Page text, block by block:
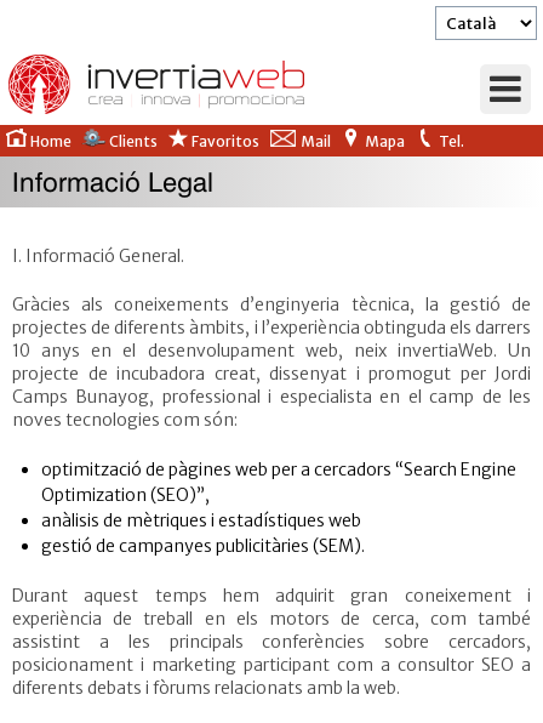
Home Clients Favoritos Mail Mapa Tel.
Empresa
Informació Legal
I. Informació General.
Gràcies als coneixements d’enginyeria tècnica, la gestió de
projectes de diferents àmbits, i l’experiència obtinguda els darrers
10 anys en el desenvolupament web, neix invertiaWeb. Un
projecte de incubadora creat, dissenyat i promogut per Jordi
Camps Bunayog, professional i especialista en el camp de les
noves tecnologies com són:
optimització de pàgines web per a cercadors “Search Engine
Optimization (SEO)”,
anàlisis de mètriques i estadístiques web
gestió de campanyes publicitàries (SEM).
Durant aquest temps hem adquirit gran coneixement i
experiència de treball en els motors de cerca, com també
assistint a les principals conferències sobre cercadors,
posicionament i marketing participant com a consultor SEO a
diferents debats i fòrums relacionats amb la web.